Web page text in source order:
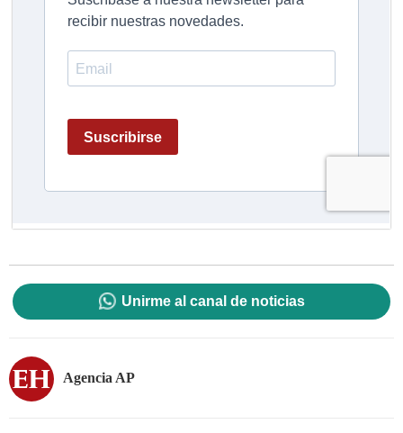
Unirme al canal de noticias
Agencia AP